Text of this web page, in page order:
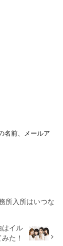
名前、メールア
所入所はいつな
はイル
た！